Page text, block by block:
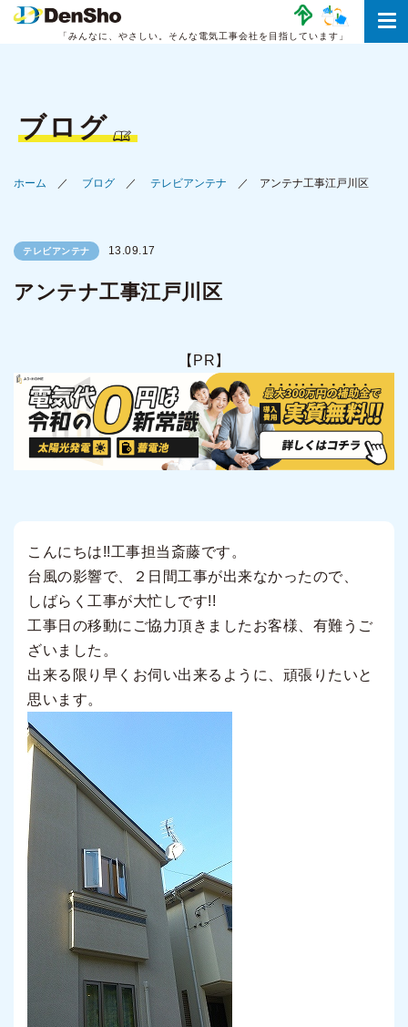
「みんなに、やさしい。 そんな電気工事会社を目指しています」
ブログ
ホーム ブログ テレビアンテナ アンテナ工事江戸川区
テレビアンテナ 13.09.17
アンテナ工事江戸川区
【PR】
こんにちは!!工事担当斎藤です。
台風の影響で、２日間工事が出来なかったので、
しばらく工事が大忙しです!!
工事日の移動にご協力頂きましたお客様、有難うご
ざいました。
出来る限り早くお伺い出来るように、頑張りたいと
思います。